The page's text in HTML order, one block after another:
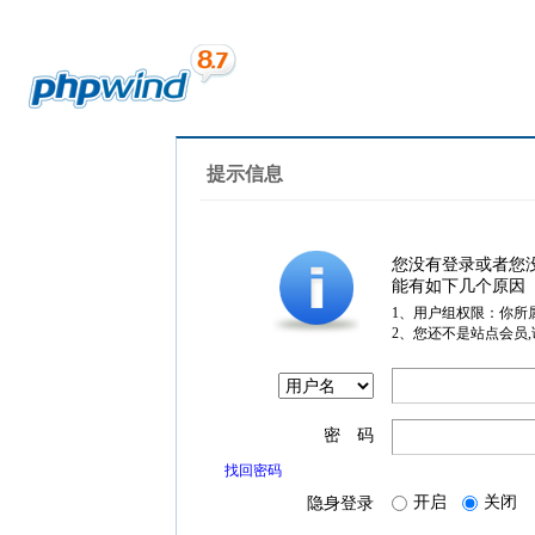
提示信息
您没有登录或者您
能有如下几个原因
1、用户组权限：你所
2、您还不是站点会员
密 码
找回密码
隐身登录 开启 关闭